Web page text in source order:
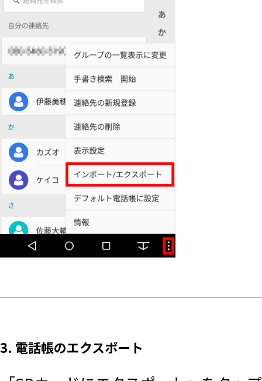
3. 電話帳のエクスポート